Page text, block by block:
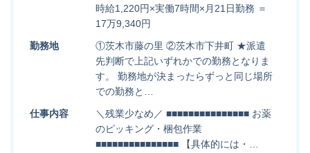
時給1,220円×実働7時間×月21日勤務 ＝
17万9,340円
勤務地
①茨木市藤の里 ②茨木市下井町 ★派遣
先判断で上記いずれかでの勤務となりま
す。 勤務地が決まったらずっと同じ場所
での勤務と…
仕事内容
＼残業少なめ／ ■■■■■■■■■■■■■■■ お薬
のピッキング・梱包作業
■■■■■■■■■■■■■■■ 【具体的には・…